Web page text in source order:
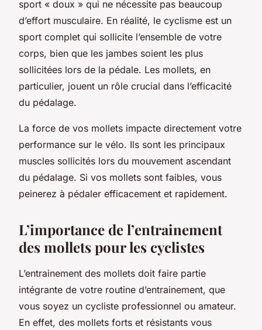
sport « doux » qui ne nécessite pas beaucoup
d’effort musculaire. En réalité, le cyclisme est un
sport complet qui sollicite l’ensemble de votre
corps, bien que les jambes soient les plus
sollicitées lors de la pédale. Les mollets, en
particulier, jouent un rôle crucial dans l’efficacité
du pédalage.
La force de vos mollets impacte directement votre
performance sur le vélo. Ils sont les principaux
muscles sollicités lors du mouvement ascendant
du pédalage. Si vos mollets sont faibles, vous
peinerez à pédaler efficacement et rapidement.
L’importance de l’entrainement
des mollets pour les cyclistes
L’entrainement des mollets doit faire partie
intégrante de votre routine d’entrainement, que
vous soyez un cycliste professionnel ou amateur.
En effet, des mollets forts et résistants vous